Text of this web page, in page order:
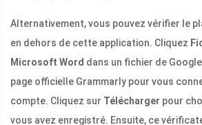
Alternativement, vous pouvez vérifier le
en dehors de cette application. Cliquez
Microsoft Word dans un fichier de
page officielle Grammarly pour vous
compte. Cliquez sur Télécharger pour
vous avez enregistré. Ensuite, ce